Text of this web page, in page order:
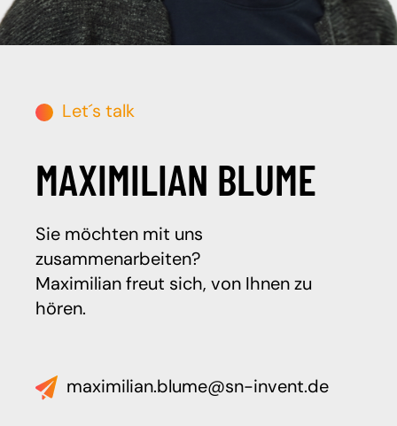
Let´s talk
MAXIMILIAN BLUME
Sie möchten mit uns
zusammenarbeiten?
Maximilian freut sich, von Ihnen zu
hören.
maximilian.blume@sn-invent.de